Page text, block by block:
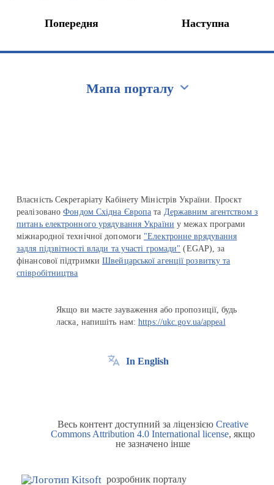
Попередня Наступна
Мапа порталу
Власність Секретаріату Кабінету Міністрів України. Проєкт
реалізованоФондом Східна Європа та Державним агентством з
питань електронного урядування України у межах програми
міжнародної технічної допомоги "Електронне врядування
задля підзвітності влади та участі громади" (EGAP), за
фінансової підтримкиШвейцарської агенції розвитку та
співробітництва
Якщо ви маєте зауваження або пропозиції, будь
ласка, напишіть нам:https://ukc.gov.ua/appeal
In English
Весь контент доступний за ліцензією Creative
Commons Attribution 4.0 International license, якщо
не зазначено інше
розробник порталу